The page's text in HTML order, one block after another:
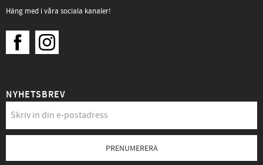
Häng med i våra sociala kanaler!
NYHETSBREV
PRENUMERERA